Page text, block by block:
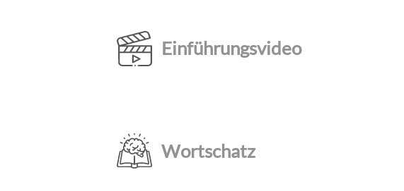
Einführungsvideo
Wortschatz